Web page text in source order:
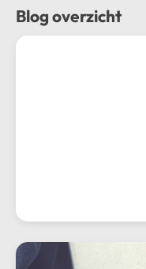
Blog overzicht